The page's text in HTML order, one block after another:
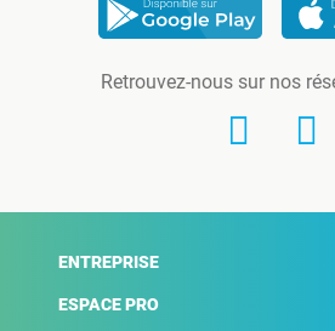
Retrouvez-nous sur nos
ENTREPRISE
ESPACE PRO